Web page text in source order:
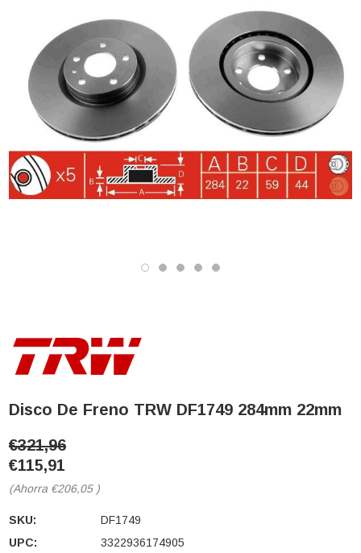
Disco De Freno TRW DF1749 284mm 22mm
€321,96
€115,91
(Ahorra €206,05 )
SKU:
DF1749
UPC:
3322936174905